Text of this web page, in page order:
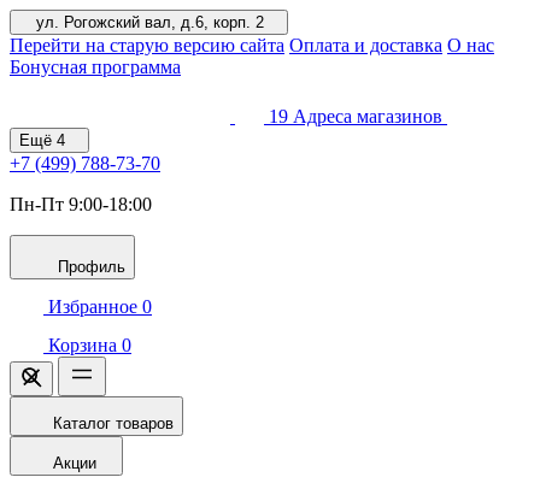
ул. Рогожский вал, д.6, корп. 2
Перейти на старую версию сайта Оплата и доставка О нас
Бонусная программа
19 Адреса магазинов
Ещё 4
+7 (499) 788-73-70
Пн-Пт 9:00-18:00
Профиль
Избранное 0
Корзина 0
Каталог товаров
Акции